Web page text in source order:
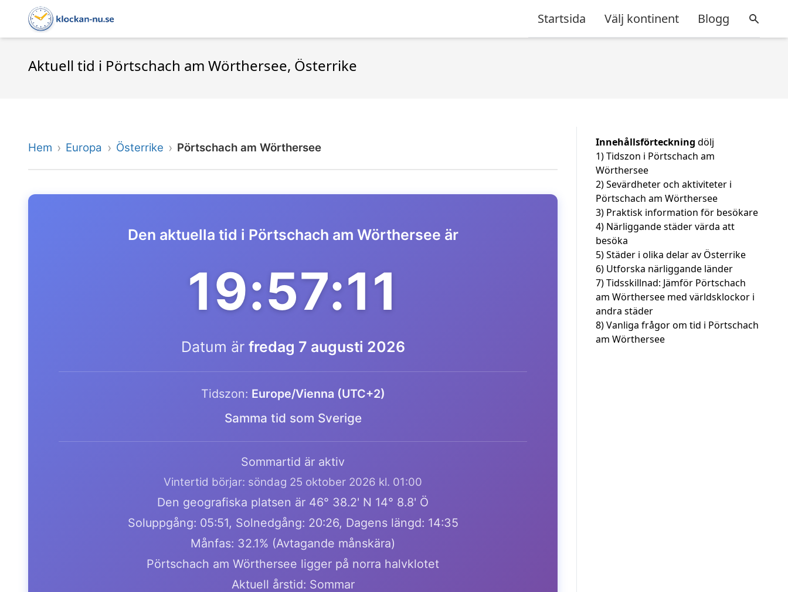
Startsida Välj kontinent Blogg
Aktuell tid i Pörtschach am Wörthersee, Österrike
Hem Europa Österrike Pörtschach am Wörthersee
Den aktuella tid i Pörtschach am Wörthersee är
19:57:11
Datum är fredag 7 augusti 2026
Tidszon: Europe/Vienna (UTC+2)
Samma tid som Sverige
Sommartid är aktiv
Vintertid börjar: söndag 25 oktober 2026 kl. 01:00
Den geografiska platsen är 46° 38.2' N 14° 8.8' Ö
Soluppgång: 05:51, Solnedgång: 20:26, Dagens längd: 14:35
Månfas: 32.1% (Avtagande månskära)
Pörtschach am Wörthersee ligger på norra halvklotet
Aktuell årstid: Sommar
Innehållsförteckning dölj
1)Tidszon i Pörtschach am
Wörthersee
2)Sevärdheter och aktiviteter i
Pörtschach am Wörthersee
3) Praktisk information för besökare
4) Närliggande städer värda att
besöka
5)Städer i olika delar av Österrike
6) Utforska närliggande länder
7)Tidsskillnad: Jämför Pörtschach
am Wörthersee med världsklockor i
andra städer
8)Vanliga frågor om tid i Pörtschach
am Wörthersee